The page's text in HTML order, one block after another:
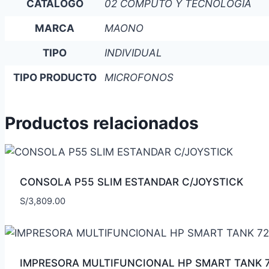
CATÁLOGO 02 COMPUTO Y TECNOLOGIA
MARCA MAONO
TIPO INDIVIDUAL
TIPO PRODUCTO MICROFONOS
Productos relacionados
CONSOLA P55 SLIM ESTANDAR C/JOYSTICK
S/3,809.00
IMPRESORA MULTIFUNCIONAL HP SMART TANK